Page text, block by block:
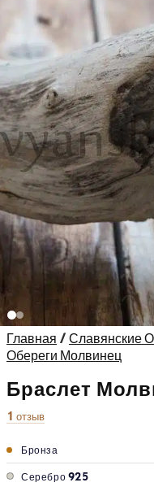
Главная /Славянские
Обереги Молвинец
Браслет
1 отзыв
Бронза
Серебро 925